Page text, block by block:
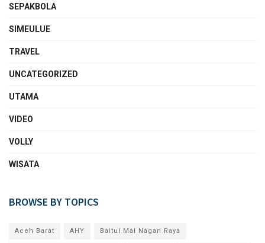
SEPAKBOLA
SIMEULUE
TRAVEL
UNCATEGORIZED
UTAMA
VIDEO
VOLLY
WISATA
BROWSE BY TOPICS
Aceh Barat AHY Baitul Mal Nagan Raya